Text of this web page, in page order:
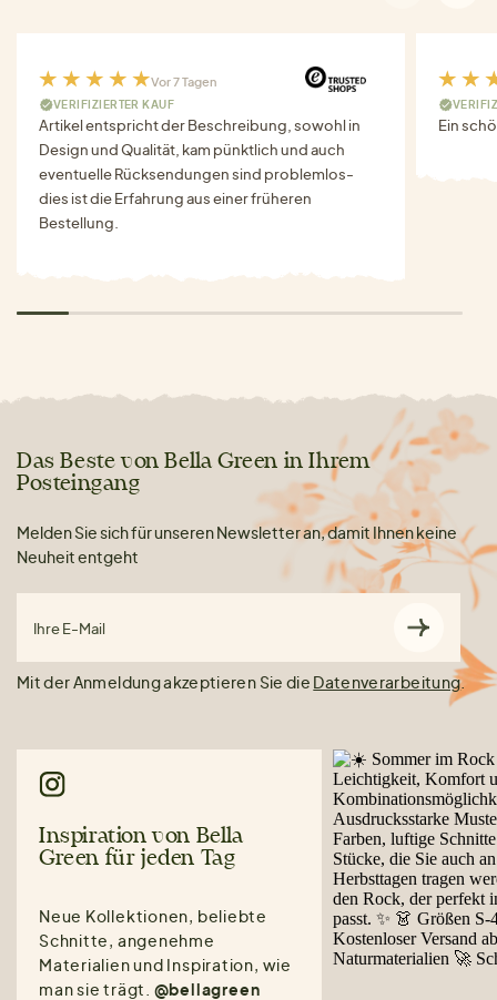
Vor 7 Tagen
VERIFIZIERTER KAUF
Artikel entspricht der Beschreibung, sowohl in
Design und Qualität, kam pünktlich und auch
eventuelle Rücksendungen sind problemlos-
dies ist die Erfahrung aus einer früheren
Bestellung.
Ein
Das Beste von Bella Green in Ihrem
Posteingang
Melden Sie sich für unseren Newsletter an, damit Ihnen keine
Neuheit entgeht
Ihre E-Mail
Mit der Anmeldung akzeptieren Sie die Datenverarbeitung.
Inspiration von Bella
Green für jeden Tag
Neue Kollektionen, beliebte
Schnitte, angenehme
Materialien und Inspiration, wie
man sie trägt. @bellagreen